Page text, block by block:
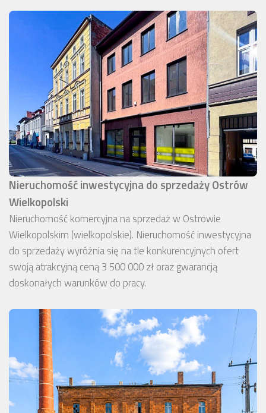
Nieruchomość inwestycyjna do sprzedaży Ostrów
Wielkopolski
Nieruchomość komercyjna na sprzedaż w Ostrowie
Wielkopolskim (wielkopolskie). Nieruchomość inwestycyjna
do sprzedaży wyróżnia się na tle konkurencyjnych ofert
swoją atrakcyjną ceną 3 500 000 zł oraz gwarancją
doskonałych warunków do pracy.